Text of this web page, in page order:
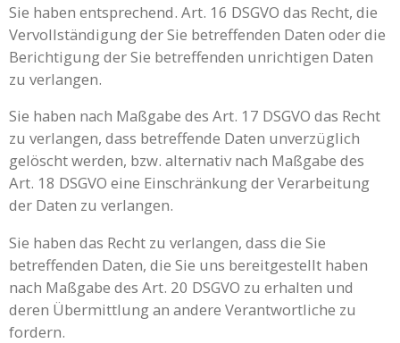
Sie haben entsprechend. Art. 16 DSGVO das Recht, die
Vervollständigung der Sie betreffenden Daten oder die
Berichtigung der Sie betreffenden unrichtigen Daten
zu verlangen.
Sie haben nach Maßgabe des Art. 17 DSGVO das Recht
zu verlangen, dass betreffende Daten unverzüglich
gelöscht werden, bzw. alternativ nach Maßgabe des
Art. 18 DSGVO eine Einschränkung der Verarbeitung
der Daten zu verlangen.
Sie haben das Recht zu verlangen, dass die Sie
betreffenden Daten, die Sie uns bereitgestellt haben
nach Maßgabe des Art. 20 DSGVO zu erhalten und
deren Übermittlung an andere Verantwortliche zu
fordern.